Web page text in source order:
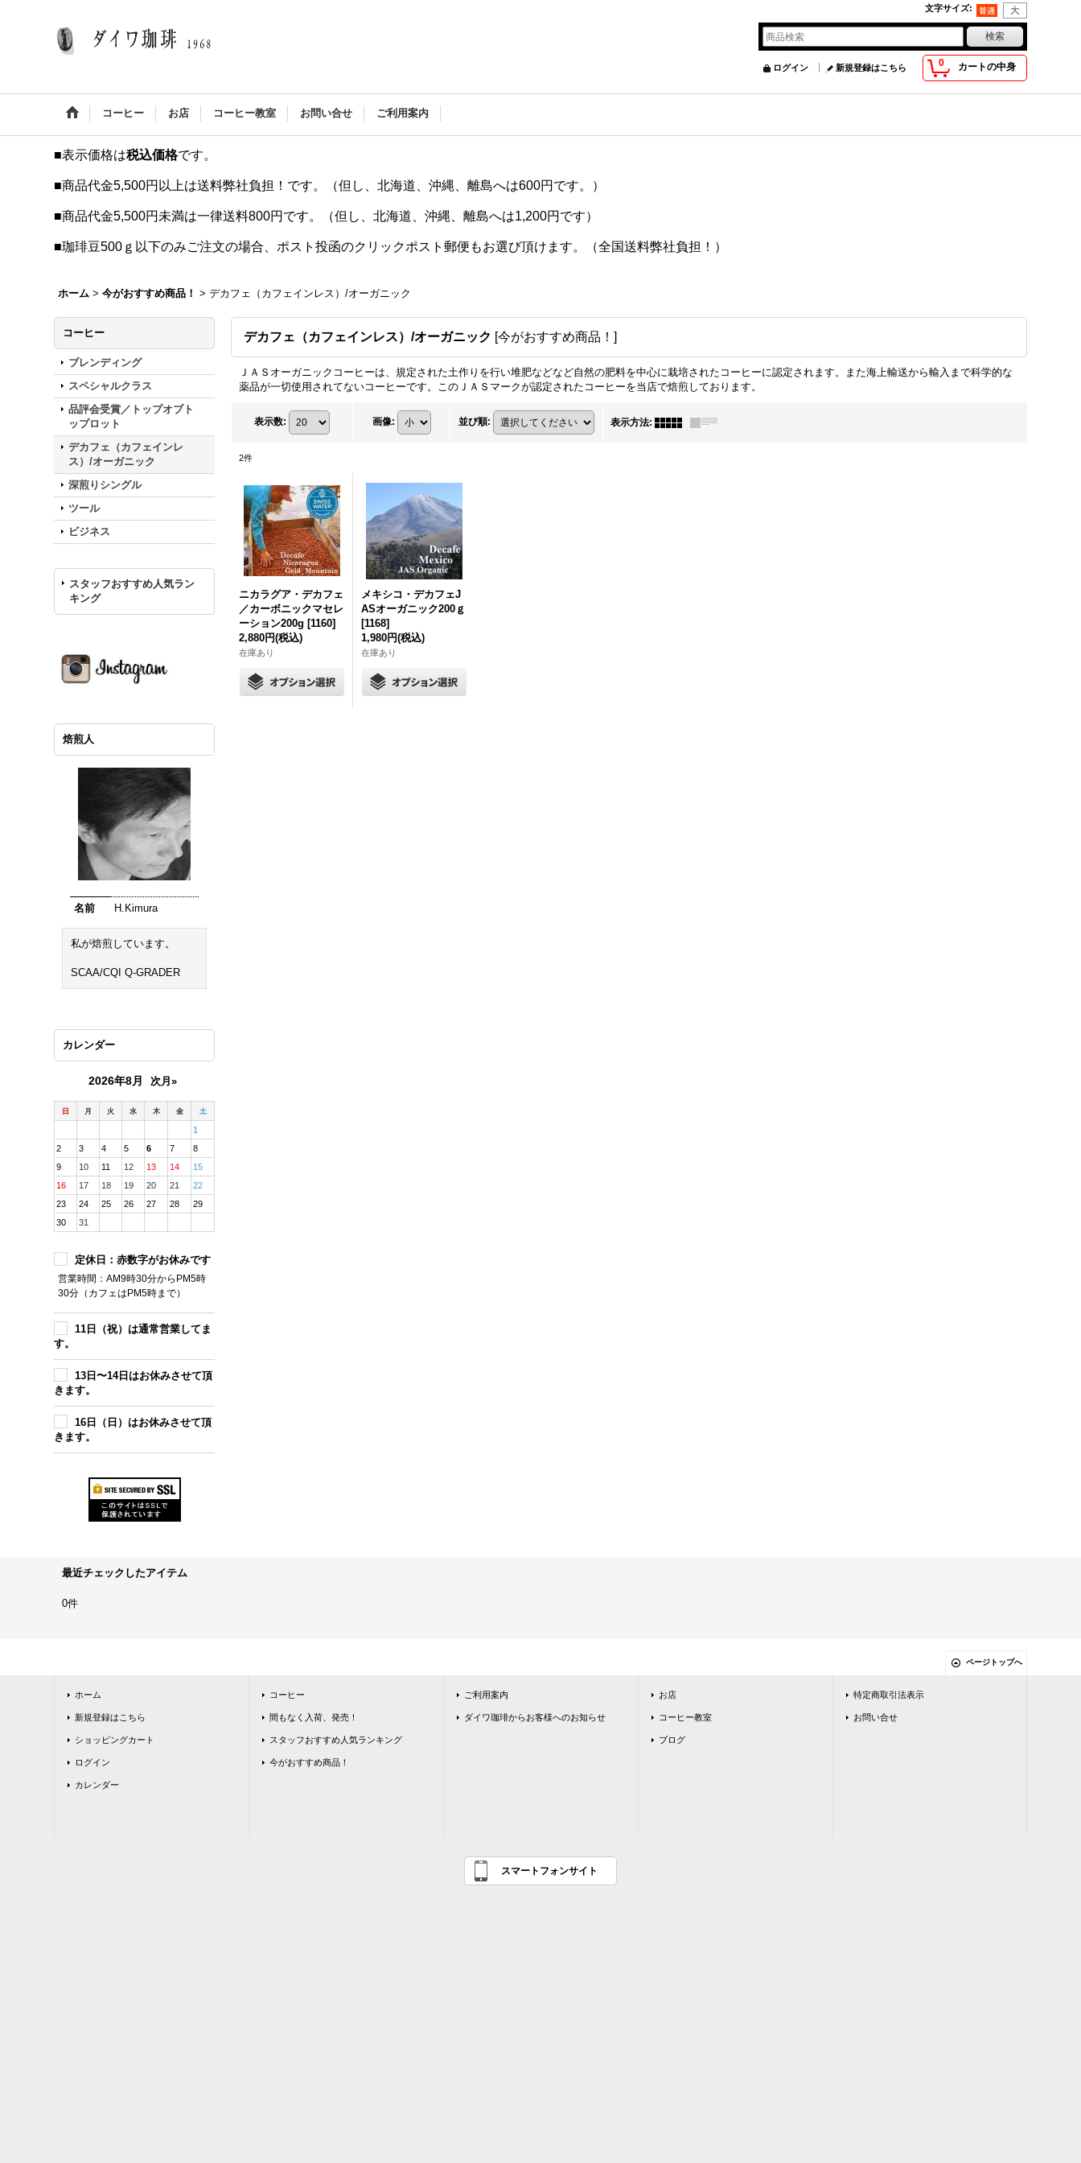
文字サイズ:
0 カートの中身
ログイン 新規登録はこちら
コーヒー お店 コーヒー教室 お問い合せ ご利用案内
■表示価格は税込価格です。
■商品代金5,500円以上は送料弊社負担！です。（但し、北海道、沖縄、離島へは600円です。）
■商品代金5,500円未満は一律送料800円です。（但し、北海道、沖縄、離島へは1,200円です）
■珈琲豆500ｇ以下のみご注文の場合、ポスト投函のクリックポスト郵便もお選び頂けます。（全国送料弊社負担！）
ホーム > 今がおすすめ商品！ > デカフェ（カフェインレス）/オーガニック
コーヒー
ブレンディング
スペシャルクラス
品評会受賞／トップオブト
ップロット
デカフェ（カフェインレ
ス）/オーガニック
深煎りシングル
ツール
ビジネス
スタッフおすすめ人気ラン
キング
焙煎人
名前 H.Kimura
私が焙煎しています。
SCAA/CQI Q-GRADER
カレンダー
2026年8月 次月»
日 月 火 水 木 金 土
1
2
3 4 5 6 7
8
9
10 11 12 13 14
15
16
17 18 19 20 21
22
23
24 25 26 27 28
29
30
31
定休日：赤数字がお休みです
営業時間：AM9時30分からPM5時
30分（カフェはPM5時まで）
11日（祝）は通常営業してま
す。
13日〜14日はお休みさせて頂
きます。
16日（日）はお休みさせて頂
きます。
デカフェ（カフェインレス）/オーガニック [今がおすすめ商品！]
ＪＡＳオーガニックコーヒーは、規定された土作りを行い堆肥などなど自然の肥料を中心に栽培されたコーヒーに認定されます。また海上輸送から輸入まで科学的な
薬品が一切使用されてないコーヒーです。このＪＡＳマークが認定されたコーヒーを当店で焙煎しております。
表示数: 画像: 並び順: 表示方法:
2件
ニカラグア・デカフェ
／カーボニックマセレ
ーション200g [1160]
2,880円(税込)
在庫あり
メキシコ・デカフェJ
ASオーガニック200ｇ
[1168]
1,980円(税込)
在庫あり
最近チェックしたアイテム
0件
ページトップへ
ホーム
新規登録はこちら
ショッピングカート
ログイン
カレンダー
コーヒー
間もなく入荷、発売！
スタッフおすすめ人気ランキング
今がおすすめ商品！
ご利用案内
ダイワ珈琲からお客様へのお知らせ
お店
コーヒー教室
ブログ
特定商取引法表示
お問い合せ
スマートフォンサイト